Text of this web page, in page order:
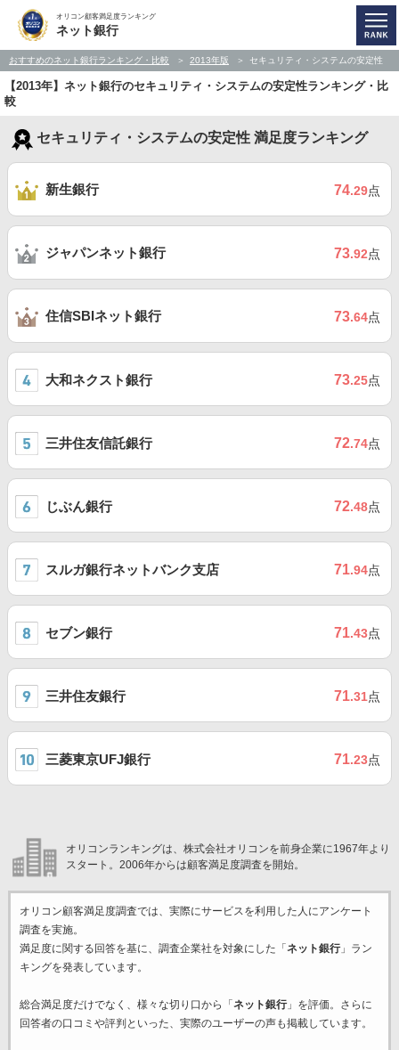
オリコン顧客満足度ランキング
ネット銀行
おすすめのネット銀行ランキング・比較 2013年版 セキュリティ・システムの安定性
【2013年】ネット銀行のセキュリティ・システムの安定性ランキング・比
較
セキュリティ・システムの安定性 満足度ランキング
新生銀行 74.29点
ジャパンネット銀行 73.92点
住信SBIネット銀行 73.64点
大和ネクスト銀行 73.25点
三井住友信託銀行 72.74点
じぶん銀行 72.48点
スルガ銀行ネットバンク支店 71.94点
セブン銀行 71.43点
三井住友銀行 71.31点
三菱東京UFJ銀行 71.23点
オリコンランキングは、株式会社オリコンを前身企業に1967年より
スタート。2006年からは顧客満足度調査を開始。
オリコン顧客満足度調査では、実際にサービスを利用した 人にアンケート
調査を実施。
満足度に関する回答を基に、調査企業社を対象にした「 ネット銀行」ラン
キングを発表しています。
総合満足度だけでなく、様々な切り口から「 ネット銀行」を評価。さらに
回答者の口コミや評判といった、実際のユーザーの声も掲載しています。